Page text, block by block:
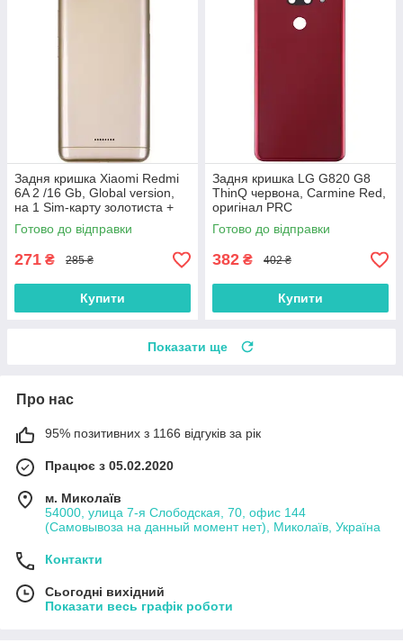
Задня кришка Xiaomi Redmi
6A 2 /16 Gb, Global version,
на 1 Sim-карту золотиста +
скло камери
Готово до відправки
271 ₴ 285 ₴
Купити
Задня кришка LG G820 G8
ThinQ червона, Carmine Red,
оригінал PRC
Готово до відправки
382 ₴ 402 ₴
Купити
Показати ще
Про нас
95% позитивних з 1166 відгуків за рік
Працює з 05.02.2020
м. Миколаїв
54000, улица 7-я Слободская, 70, офис 144
(Самовывоза на данный момент нет), Миколаїв, Україна
Контакти
Сьогодні вихідний
Показати весь графік роботи